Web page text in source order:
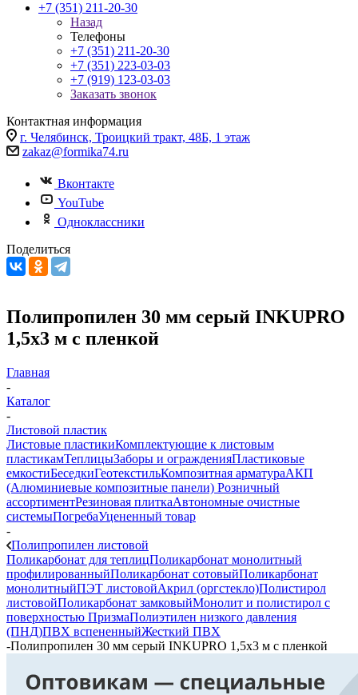
+7 (351) 211-20-30
Назад
Телефоны
+7 (351) 211-20-30
+7 (351) 223-03-03
+7 (919) 123-03-03
Заказать звонок
Контактная информация
г. Челябинск, Троицкий тракт, 48Б, 1 этаж
zakaz@formika74.ru
Вконтакте
YouTube
Одноклассники
Поделиться
Полипропилен 30 мм серый INKUPRO
1,5х3 м с пленкой
Главная
-
Каталог
-
Листовой пластик
Листовые пластикиКомплектующие к листовым
пластикамТеплицыЗаборы и огражденияПластиковые
емкостиБеседкиГеотекстильКомпозитная арматураАКП
(Алюминиевые композитные панели) Розничный
ассортиментРезиновая плиткаАвтономные очистные
системыПогребаУцененный товар
-
Полипропилен листовой
Поликарбонат для теплицПоликарбонат монолитный
профилированныйПоликарбонат сотовыйПоликарбонат
монолитныйПЭТ листовойАкрил (оргстекло)Полистирол
листовойПоликарбонат замковыйМонолит и полистирол с
поверхностью ПризмаПолиэтилен низкого давления
(ПНД)ПВХ вспененныйЖесткий ПВХ
-Полипропилен 30 мм серый INKUPRO 1,5х3 м с пленкой